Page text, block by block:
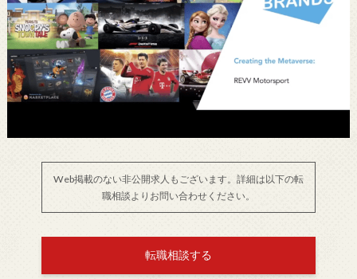
Web掲載のない非公開求人もございます。詳細は以下の転
職相談よりお問い合わせください。
転職相談する